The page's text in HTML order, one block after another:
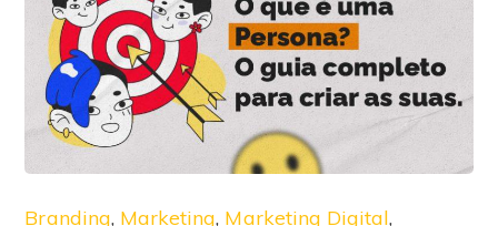
Branding, Marketing, Marketing Digital,